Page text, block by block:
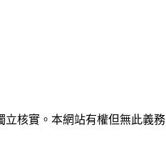
核實。本網站有權但無此義